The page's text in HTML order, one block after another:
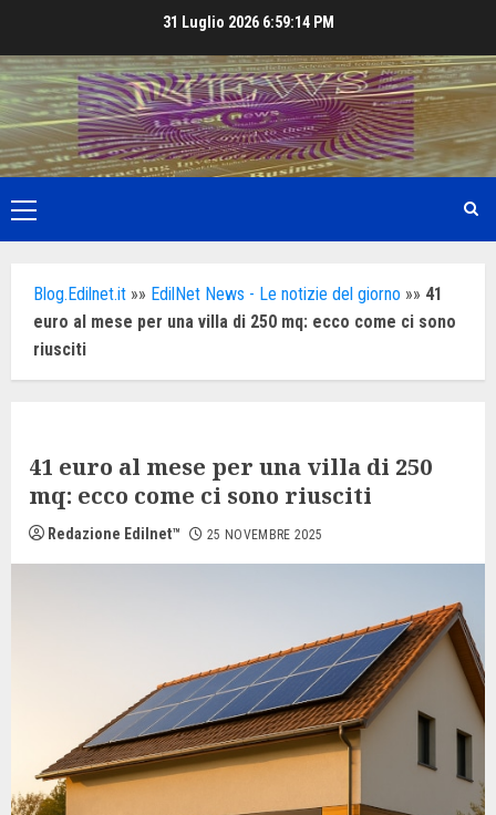
content
31 Luglio 2026 6:59:16 PM
Primary
Menu
Blog.Edilnet.it »» EdilNet News - Le notizie del giorno »» 41
euro al mese per una villa di 250 mq: ecco come ci sono
riusciti
41 euro al mese per una villa di 250
mq: ecco come ci sono riusciti
Redazione Edilnet™ 25 NOVEMBRE 2025